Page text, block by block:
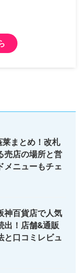
まとめ！改札
売店の場所と営
メニューもチェ
神百貨店で人気
出！店舗&通販
と口コミレビュ